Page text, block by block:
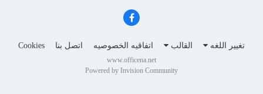
تغيير اللغه القالب اتفاقيه الخصوصيه اتصل بنا Cookies
www.officena.net
Powered by Invision Community